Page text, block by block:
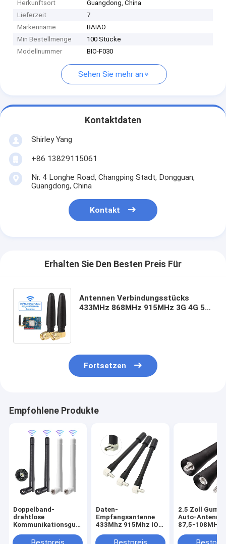
Herkunftsort
Guangdong, China
Lieferzeit
7
Markenname
BAIAO
Min Bestellmenge
100 Stücke
Modellnummer
BIO-F030
Sehen Sie mehr an
Kontaktdaten
Shirley Yang
+86 13829115061
Nr. 4 Longhe Road, Changping Stadt, Dongguan,
Guangdong, China
Kontakt
Erhalten Sie Den Besten Preis Für
Antennen Verbindungsstücks
433MHz 868MHz 915MHz 3G 4G 5G
Fortsetzen
Empfohlene Produkte
Doppelband-
drahtlose
Kommunikationsgummiantennen
5.8GHz mit
Daten-
Empfangsantenne
433Mhz 915Mhz IOT
gerichtetes
2.5 Zoll
Auto-Antenne
87,5-108MHZ